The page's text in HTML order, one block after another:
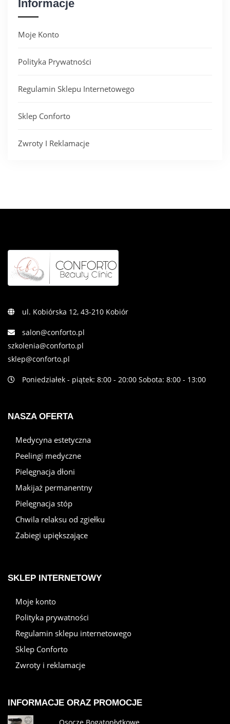
Informacje
Moje Konto
Polityka Prywatności
Regulamin Sklepu Internetowego
Sklep Conforto
Zwroty I Reklamacje
ul. Kobiórska 12, 43-210 Kobiór
salon@conforto.pl
szkolenia@conforto.pl
sklep@conforto.pl
Poniedziałek - piątek: 8:00 - 20:00 Sobota: 8:00 - 13:00
NASZA OFERTA
Medycyna estetyczna
Peelingi medyczne
Pielęgnacja dłoni
Makijaż permanentny
Pielęgnacja stóp
Chwila relaksu od zgiełku
Zabiegi upiększające
SKLEP INTERNETOWY
Moje konto
Polityka prywatności
Regulamin sklepu internetowego
Sklep Conforto
Zwroty i reklamacje
INFORMACJE ORAZ PROMOCJE